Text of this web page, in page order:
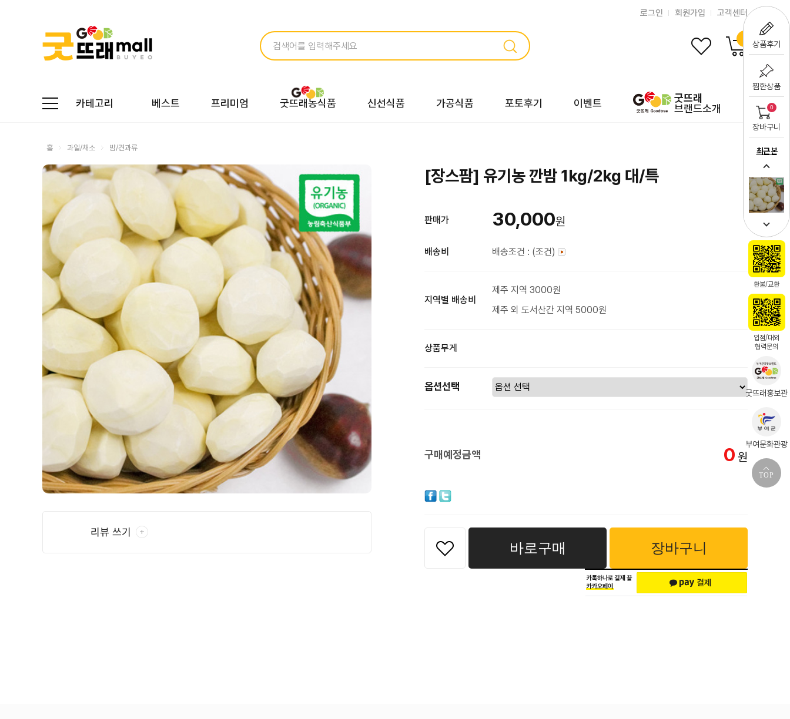
상품후기
찜한상품
0
장바구니
최근 본
환불/교환
입점/대외
협력문의
굿뜨래홍보관
부여문화관광
TOP
로그인 회원가입 고객센터
카테고리 베스트 프리미엄 굿뜨래농식품 신선식품 가공식품 포토후기 이벤트
굿뜨래
브랜드소개
홈 과일/채소 밤/견과류
리뷰 쓰기
[장스팜] 유기농 깐밤 1kg/2kg 대/특
판매가 30,000원
배송비 배송조건 : (조건)
지역별 배송비
제주 지역 3000원
제주 외 도서산간 지역 5000원
상품무게
옵션선택
구매예정금액 0 원
바로구매 장바구니